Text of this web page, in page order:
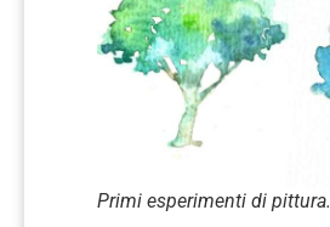
Primi esperimenti di pittura.